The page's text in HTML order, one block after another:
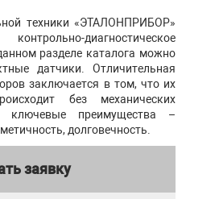
техники «ЭТАЛОНПРИБОР»
диагностическое
разделе каталога можно
датчики. Отличительная
заключается в том, что их
без механических
ключевые преимущества –
долговечность.
заявку